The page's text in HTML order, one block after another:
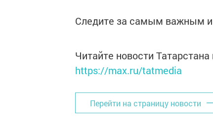
Следите за самым важным
Читайте новости
https://max.ru/tatmedia
Перейти на страницу новости